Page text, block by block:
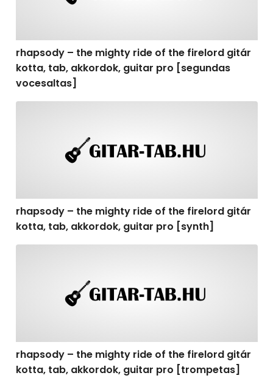
rhapsody – the mighty ride of the firelord gitár
kotta, tab, akkordok, guitar pro [segundas
vocesaltas]
rhapsody – the mighty ride of the firelord gitár
kotta, tab, akkordok, guitar pro [synth]
rhapsody – the mighty ride of the firelord gitár
kotta, tab, akkordok, guitar pro [trompetas]